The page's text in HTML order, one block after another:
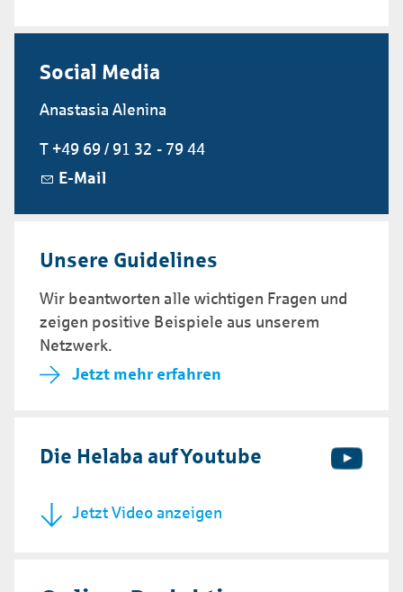
Social Media
Anastasia Alenina
T +49 69 / 91 32 - 79 44
E-Mail
Unsere Guide­lines
Wir beantworten alle wichtigen Fragen und
zeigen positive Bei­spiele aus unserem
Netzwerk.
Jetzt mehr erfahren
Die Helaba auf Youtube
Jetzt Video anzeigen